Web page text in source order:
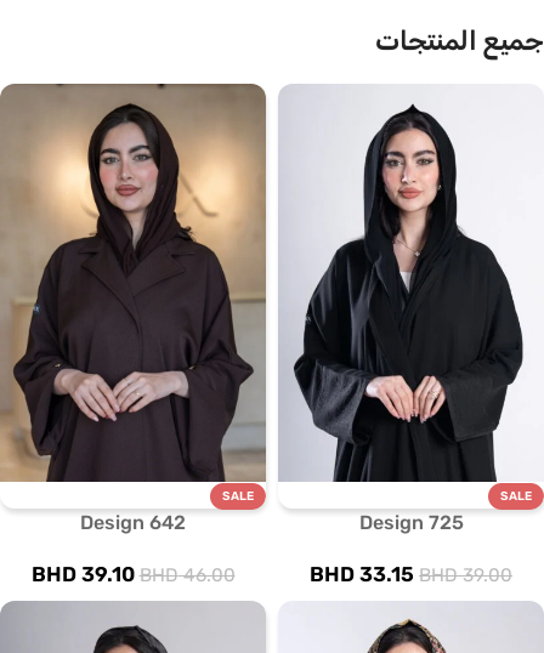
جميع المنتجات
SALE
Design 725
BHD39.00
BHD 33.15
SALE
Design 642
BHD46.00
BHD39.10